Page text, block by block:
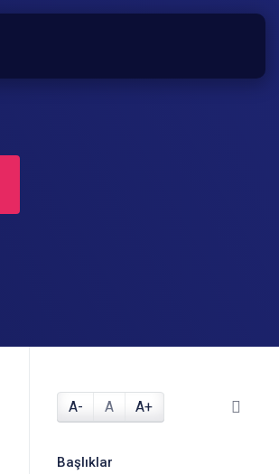
A- A A+
Başlıklar